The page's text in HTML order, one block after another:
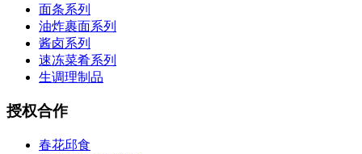
面条系列
油炸裹面系列
酱卤系列
速冻菜肴系列
生调理制品
授权合作
春花邱食